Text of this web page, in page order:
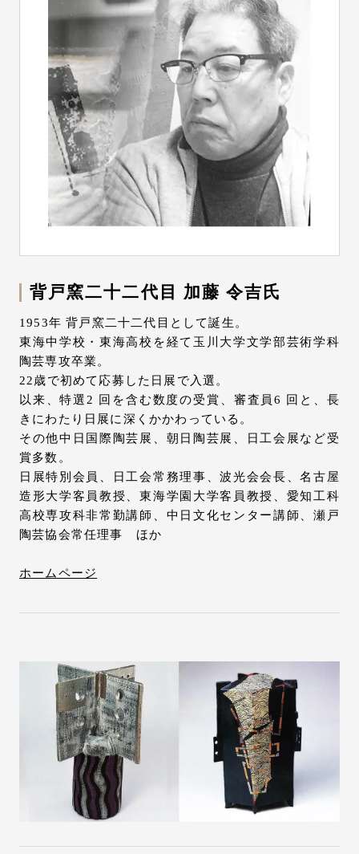
背戸窯二十二代目 加藤 令吉氏
1953年 背戸窯二十二代目として誕生。
東海中学校・東海高校を経て玉川大学文学部芸術学科
陶芸専攻卒業。
22歳で初めて応募した日展で入選。
以来、特選2 回を含む数度の受賞、審査員6 回と、長
きにわたり日展に深くかかわっている。
その他中日国際陶芸展、朝日陶芸展、日工会展など受
賞多数。
日展特別会員、日工会常務理事、波光会会長、名古屋
造形大学客員教授、東海学園大学客員教授、愛知工科
高校専攻科非常勤講師、中日文化センター講師、瀬戸
陶芸協会常任理事 ほか
ホームページ